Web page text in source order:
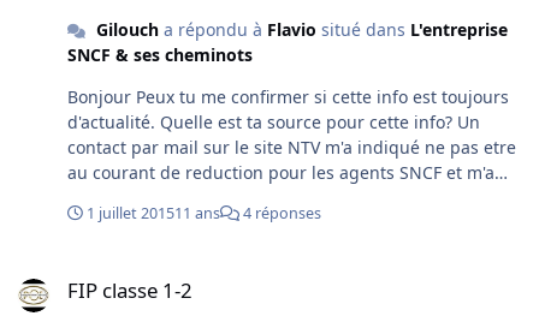
Giloucha répondu à Flavio situé dans L'entreprise
SNCF & ses cheminots
Bonjour Peux tu me confirmer si cette info est toujours
d'actualité. Quelle est ta source pour cette info? Un
contact par mail sur le site NTV m'a indiqué ne pas etre
au courant de reduction pour les agents SNCF et m'a
avec ce numero de telephone? Merci!
1 juillet 201511 ans 4 réponses
FIP classe 1-2